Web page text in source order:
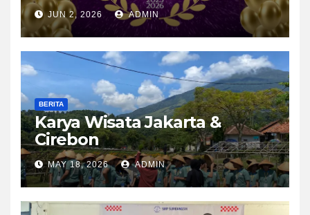
JUN 2, 2026 ADMIN
BERITA
Karya Wisata Jakarta &
Cirebon
MAY 18, 2026 ADMIN